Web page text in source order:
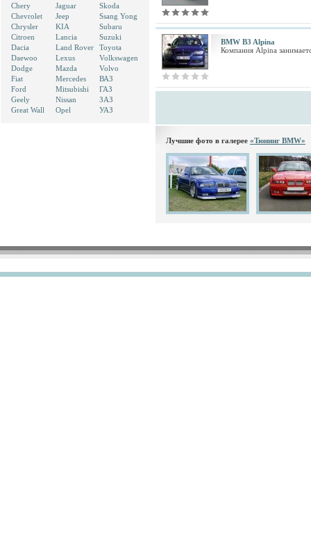
Chery
Chevrolet
Chrysler
Citroen
Dacia
Daewoo
Dodge
Fiat
Ford
Geely
Great Wall
Jaguar
Jeep
KIA
Lancia
Land Rover
Lexus
Mazda
Mercedes
Mitsubishi
Nissan
Opel
Skoda
Ssang Yong
Subaru
Suzuki
Toyota
Volkswagen
Volvo
ВАЗ
ГАЗ
ЗАЗ
УАЗ
BMW B3 Alpina
Компания Аlpina
Лучшие фото в галерее «Тюнинг BMW»